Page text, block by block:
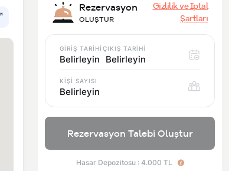
Rezervasyon
OLUŞTUR
Gizlilik ve İptal
Şartları
GİRİŞ TARİHİ
Belirleyin
ÇIKIŞ TARİHİ
Belirleyin
KİŞİ SAYISI
Belirleyin
Rezervasyon Talebi Oluştur
Hasar Depozitosu : 4.000 TL